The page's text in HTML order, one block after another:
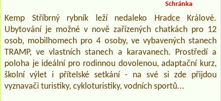
Schránka
Kemp Stříbrný rybník leží nedaleko Hradce Králové.
Ubytování je možné v nově zařízených chatkách pro 12
osob, mobilhomech pro 4 osoby, ve vybavených stanech
TRAMP, ve vlastních stanech a karavanech. Prostředí a
poloha je ideální pro rodinnou dovolenou, adaptační kurz,
školní výlet i přítelské setkání - na své si zde přijdou
vyznavači turistiky, cykloturistiky, vodních sportů...